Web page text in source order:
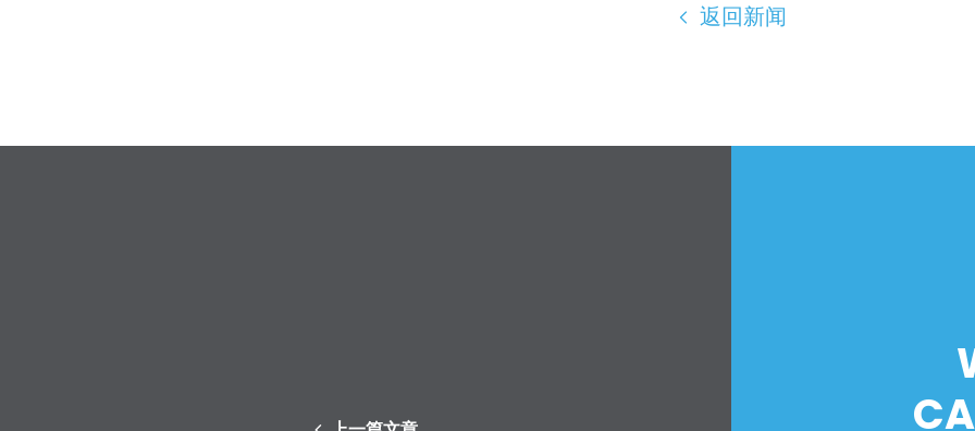
返回新闻